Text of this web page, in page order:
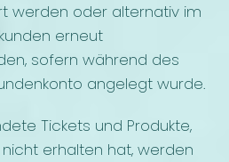
werden oder alternativ im
erneut
sofern während des
angelegt wurde.
Tickets und Produkte,
erhalten hat, werden